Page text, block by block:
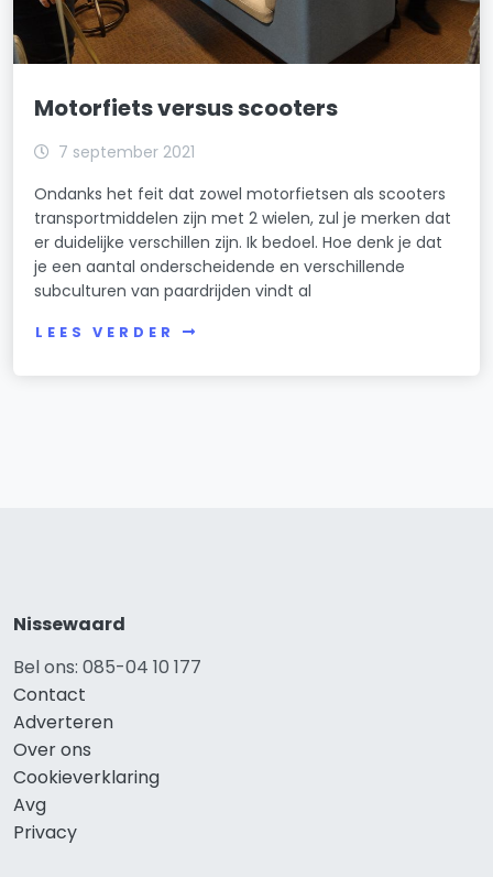
Motorfiets versus scooters
7 september 2021
Ondanks het feit dat zowel motorfietsen als scooters
transportmiddelen zijn met 2 wielen, zul je merken dat
er duidelijke verschillen zijn. Ik bedoel. Hoe denk je dat
je een aantal onderscheidende en verschillende
subculturen van paardrijden vindt al
LEES VERDER
Nissewaard
Bel ons: 085-04 10 177
Contact
Adverteren
Over ons
Cookieverklaring
Avg
Privacy